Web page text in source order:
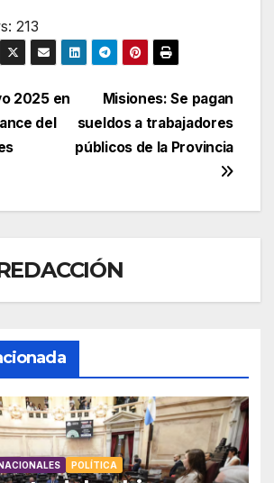
213
Misiones: Se pagan
sueldos a trabajadores
públicos de la Provincia
2025 en
del
NACIONALES POLÍTICA